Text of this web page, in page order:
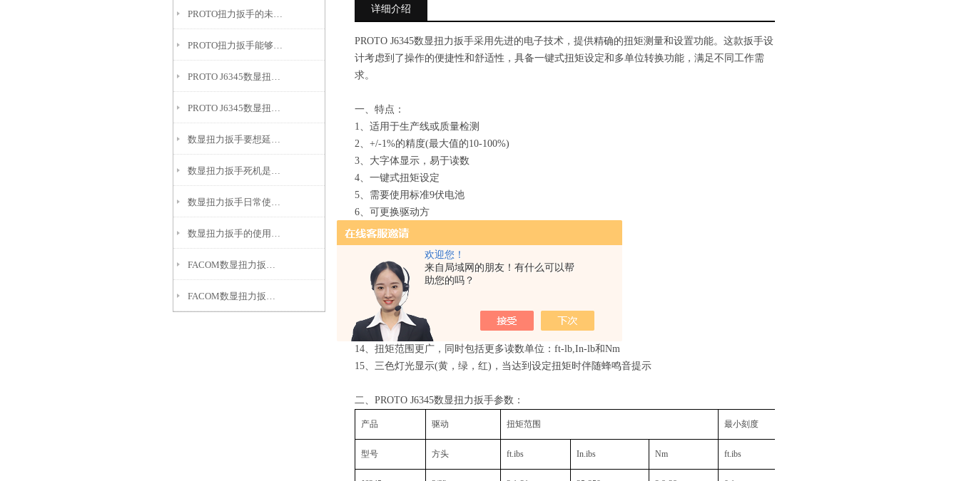
欢迎您！
来自局域网的朋友！有什么可以帮
助您的吗？
详细介绍
PROTO J6345数显扭力扳手采用先进的电子技术，提供精确的扭矩测量和设置功能。这款扳手设
计考虑到了操作的便捷性和舒适性，具备一键式扭矩设定和多单位转换功能，满足不同工作需
求。
一、特点：
1、适用于生产线或质量检测
2、+/-1%的精度(最大值的10-100%)
3、大字体显示，易于读数
4、一键式扭矩设定
5、需要使用标准9伏电池
6、可更换驱动方
7、人体工程学设计，操作舒适
8、峰值保持纪录功能和轨迹模式
9、耐久设计，内部没有活动部件
10、可旋转读数盘，方便从不同角度读数
11、可以握住手柄的任何位置还能保持高精度
12、三个可自动互转的单位(ft-lb,in-lb,Nm)
13、耐用的镀铬把柄和6号尼龙材质的可旋转表盘和表盖
14、扭矩范围更广，同时包括更多读数单位：ft-lb,In-lb和Nm
15、三色灯光显示(黄，绿，红)，当达到设定扭矩时伴随蜂鸣音提示
二、PROTO J6345数显扭力扳手参数：
产品 驱动 扭矩范围 最小刻度
型号 方头 ft.ibs In.ibs Nm ft.ibs